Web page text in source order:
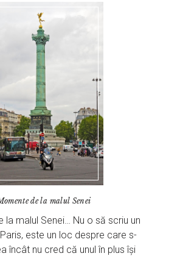
de la malul Senei
la malul Senei… Nu o să scriu un
este un loc despre care s-
încât nu cred că unul în plus își